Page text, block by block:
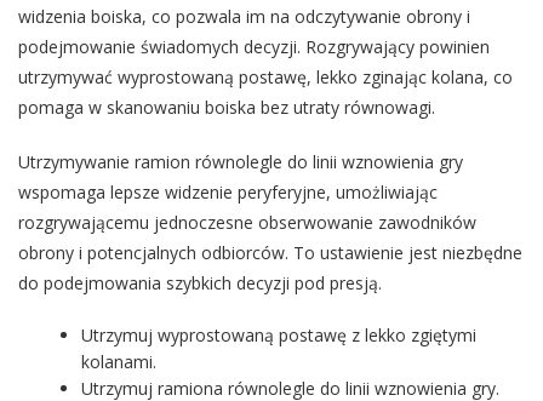
widzenia boiska, co pozwala im na odczytywanie obrony i
podejmowanie świadomych decyzji. Rozgrywający powinien
utrzymywać wyprostowaną postawę, lekko zginając kolana, co
pomaga w skanowaniu boiska bez utraty równowagi.
Utrzymywanie ramion równolegle do linii wznowienia gry
wspomaga lepsze widzenie peryferyjne, umożliwiając
rozgrywającemu jednoczesne obserwowanie zawodników
obrony i potencjalnych odbiorców. To ustawienie jest niezbędne
do podejmowania szybkich decyzji pod presją.
Utrzymuj wyprostowaną postawę z lekko zgiętymi
kolanami.
Utrzymuj ramiona równolegle do linii wznowienia gry.